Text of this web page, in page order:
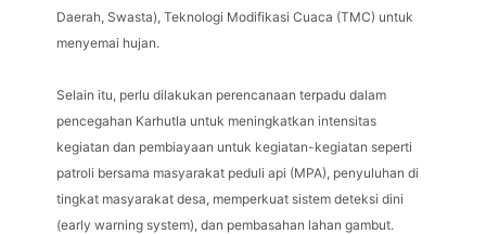
Daerah, Swasta), Teknologi Modifikasi Cuaca (TMC) untuk
menyemai hujan.
Selain itu, perlu dilakukan perencanaan terpadu dalam
pencegahan Karhutla untuk meningkatkan intensitas
kegiatan dan pembiayaan untuk kegiatan-kegiatan seperti
patroli bersama masyarakat peduli api (MPA), penyuluhan di
tingkat masyarakat desa, memperkuat sistem deteksi dini
(early warning system), dan pembasahan lahan gambut.